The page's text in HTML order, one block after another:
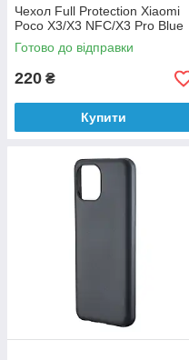
Чехол Full Protection Xiaomi
Poco X3/X3 NFC/X3 Pro Blue
Готово до відправки
220 ₴
Купити